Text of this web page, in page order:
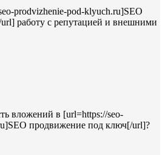
prodvizhenie-pod-klyuch.ru]SEO
работу с репутацией и внешними
вложений в [url=https://seo-
продвижение под ключ[/url]?